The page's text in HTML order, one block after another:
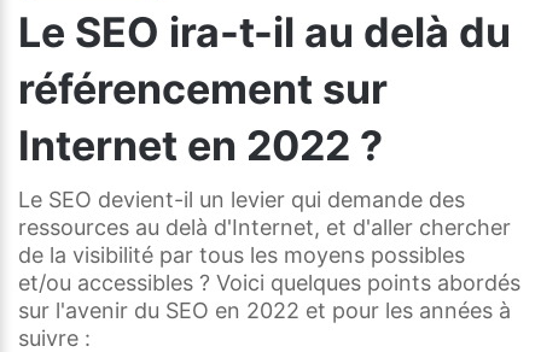
Le SEO ira-t-il au delà du
référencement sur
Internet en 2022 ?
Le SEO devient-il un levier qui demande des
ressources au delà d'Internet, et d'aller chercher
de la visibilité par tous les moyens possibles
et/ou accessibles ? Voici quelques points abordés
sur l'avenir du SEO en 2022 et pour les années à
suivre :